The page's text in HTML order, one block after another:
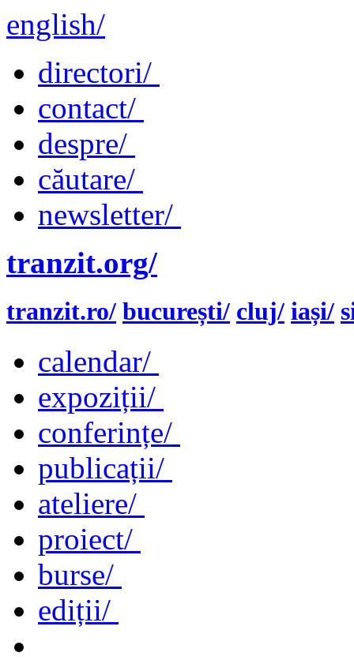
english/
directori/
contact/
despre/
căutare/
newsletter/
tranzit.org/
tranzit.ro/ bucurești/ cluj/ iași/
calendar/
expoziții/
conferințe/
publicații/
ateliere/
proiect/
burse/
ediții/